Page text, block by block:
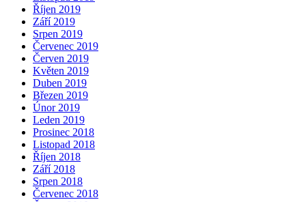
Říjen 2019
Září 2019
Srpen 2019
Červenec 2019
Červen 2019
Květen 2019
Duben 2019
Březen 2019
Únor 2019
Leden 2019
Prosinec 2018
Listopad 2018
Říjen 2018
Září 2018
Srpen 2018
Červenec 2018